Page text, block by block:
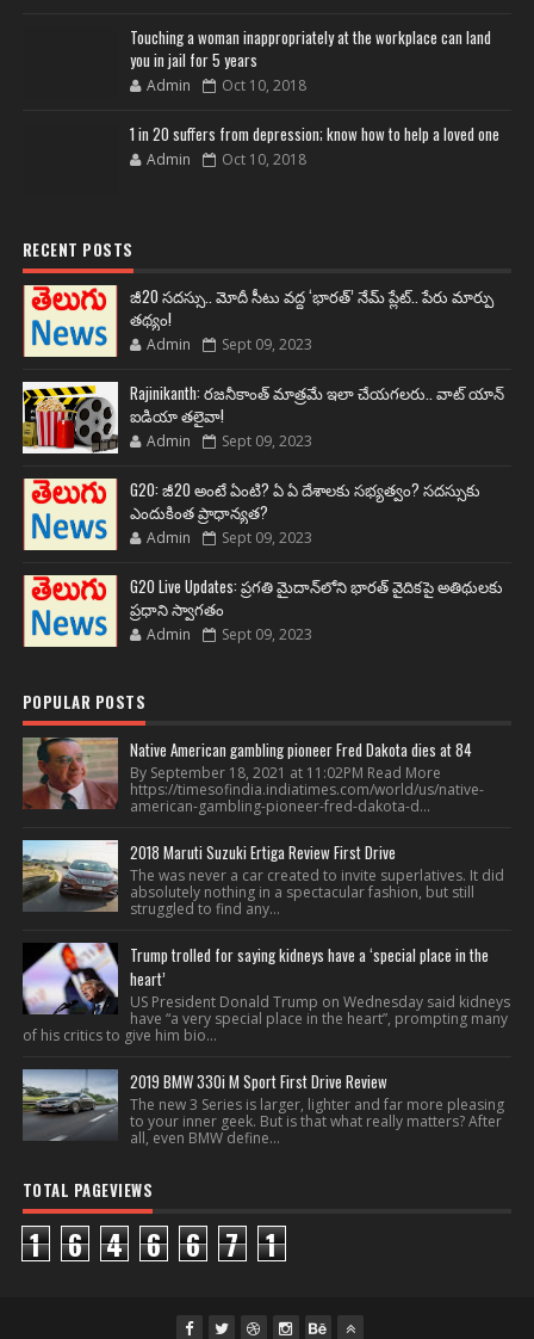
Touching a woman inappropriately at the workplace can land
you in jail for 5 years
Admin Oct 10, 2018
1 in 20 suffers from depression; know how to help a loved one
Admin Oct 10, 2018
RECENT POSTS
జీ20 సదస్సు.. మోదీ సీటు వద్ద ‘భారత్’ నేమ్ ప్లేట్‌.. పేరు మార్పు
తథ్యం!
Admin Sept 09, 2023
Rajinikanth: రజనీకాంత్ మాత్రమే ఇలా చేయగలరు.. వాట్ యాన్
ఐడియా తలైవా!
Admin Sept 09, 2023
G20: జీ20 అంటే ఏంటి? ఏ ఏ దేశాలకు సభ్యత్వం? సదస్సుకు
ఎందుకింత ప్రాధాన్యత?
Admin Sept 09, 2023
G20 Live Updates: ప్రగతి మైదాన్‌లోని భారత్ వైదికపై అతిథులకు
ప్రధాని స్వాగతం
Admin Sept 09, 2023
POPULAR POSTS
Native American gambling pioneer Fred Dakota dies at 84
By September 18, 2021 at 11:02PM Read More
https://timesofindia.indiatimes.com/world/us/native-
american-gambling-pioneer-fred-dakota-d...
2018 Maruti Suzuki Ertiga Review First Drive
The was never a car created to invite superlatives. It did
absolutely nothing in a spectacular fashion, but still
struggled to find any...
Trump trolled for saying kidneys have a ‘special place in the
heart’
US President Donald Trump on Wednesday said kidneys
have “a very special place in the heart”, prompting many
of his critics to give him bio...
2019 BMW 330i M Sport First Drive Review
The new 3 Series is larger, lighter and far more pleasing
to your inner geek. But is that what really matters? After
all, even BMW define...
TOTAL PAGEVIEWS
1 6 4 6 6 7 1